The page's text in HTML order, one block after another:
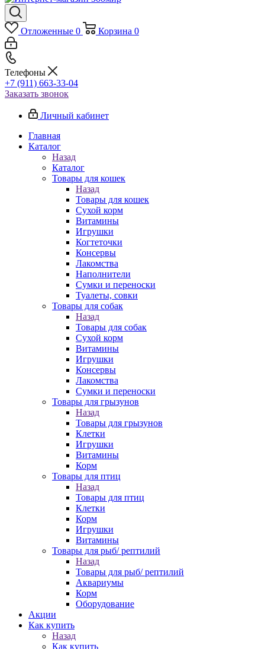
Отложенные 0 Корзина 0
Телефоны
+7 (911) 663-33-04
Заказать звонок
Личный кабинет
Главная
Каталог
Назад
Каталог
Товары для кошек
Назад
Товары для кошек
Cухой корм
Витамины
Игрушки
Когтеточки
Консервы
Лакомства
Наполнители
Сумки и переноски
Туалеты, совки
Товары для собак
Назад
Товары для собак
Cухой корм
Витамины
Игрушки
Консервы
Лакомства
Сумки и переноски
Товары для грызунов
Назад
Товары для грызунов
Клетки
Игрушки
Витамины
Корм
Товары для птиц
Назад
Товары для птиц
Клетки
Корм
Игрушки
Витамины
Товары для рыб/ рептилий
Назад
Товары для рыб/ рептилий
Аквариумы
Корм
Оборудование
Акции
Как купить
Назад
Как купить